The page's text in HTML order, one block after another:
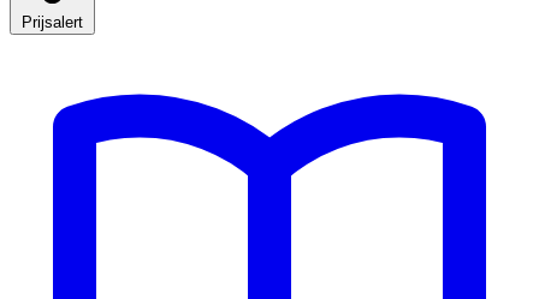
Prijsalert